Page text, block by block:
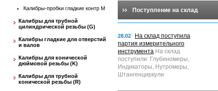
Калибры-пробки гладкие контр М
Калибры для трубной
цилиндрической резьбы (G)
Калибры гладкие для отверстий
и валов
Калибры для конической
дюймовой резьбы (K)
Калибры для трубной
конической резьбы (R)
Поступление на склад
28.02
На склад поступила
партия измерительного
инструмента На склад
поступили: Глубиномеры,
Индикаторы, Нутромеры,
Штангенциркули